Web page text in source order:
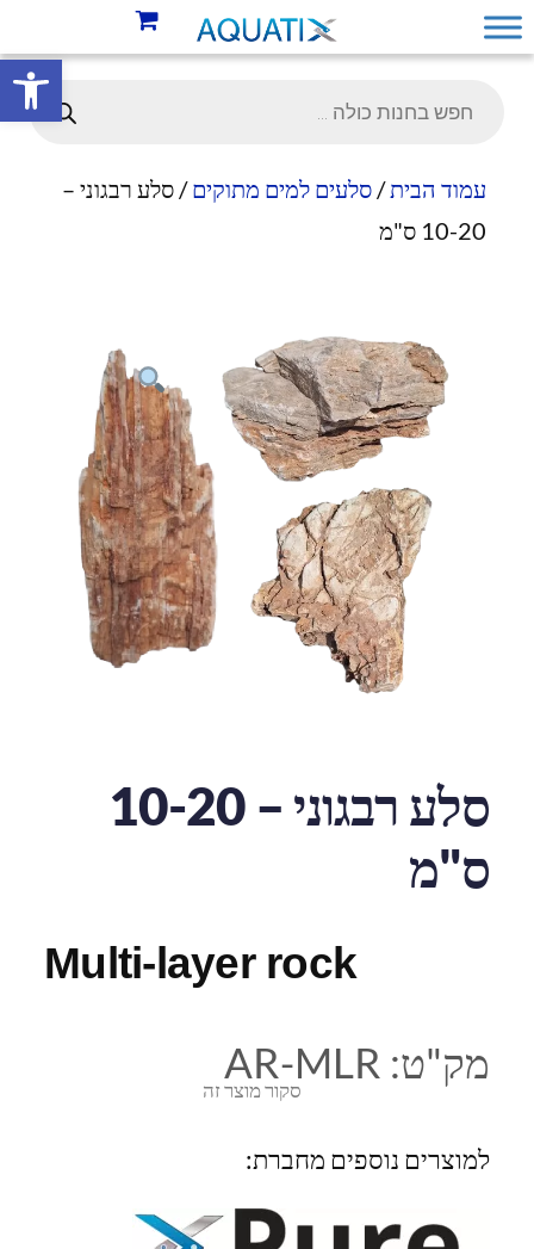
פתח
עמוד הבית/סלעים למים מתוקים/ סלע רבגוני –
10-20 ס"מ
סלע רבגוני – 10-20
ס"מ
Multi-layer rock
סקור מוצר זה
מק"ט: AR-MLR
למוצרים נוספים מחברת: